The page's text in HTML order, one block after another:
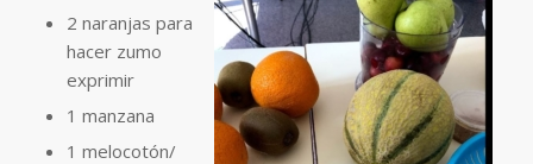
2 naranjas para
hacer zumo
exprimir
1 manzana
1 melocotón/